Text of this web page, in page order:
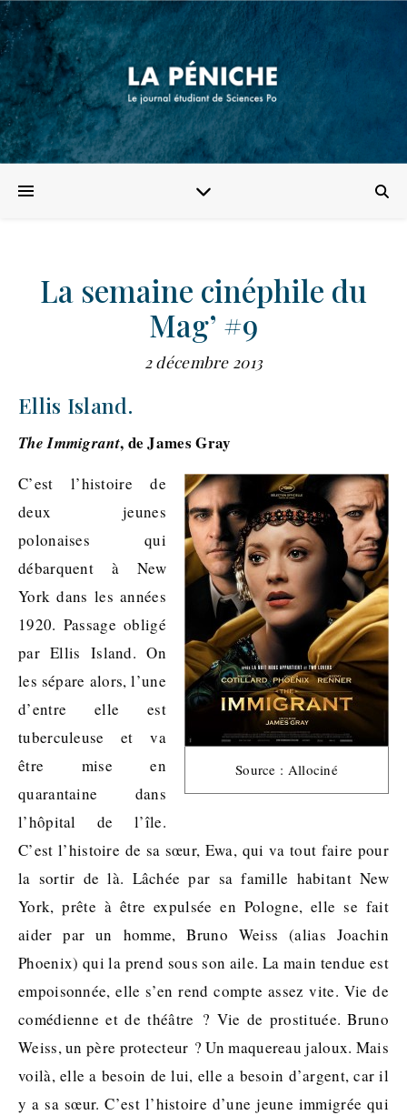
La semaine cinéphile du
Mag’ #9
2 décembre 2013
Ellis Island.
The Immigrant, de James Gray
Source : Allociné
C’est l’histoire de
deux jeunes
polonaises qui
débarquent à New
York dans les années
1920. Passage obligé
par Ellis Island. On
les sépare alors, l’une
d’entre elle est
tuberculeuse et va
être mise en
quarantaine dans
l’hôpital de l’île.
C’est l’histoire de sa sœur, Ewa, qui va tout faire pour
la sortir de là. Lâchée par sa famille habitant New
York, prête à être expulsée en Pologne, elle se fait
aider par un homme, Bruno Weiss (alias Joachin
Phoenix) qui la prend sous son aile. La main tendue est
empoisonnée, elle s’en rend compte assez vite. Vie de
comédienne et de théâtre ? Vie de prostituée. Bruno
Weiss, un père protecteur ? Un maquereau jaloux. Mais
voilà, elle a besoin de lui, elle a besoin d’argent, car il
y a sa sœur. C’est l’histoire d’une jeune immigrée qui